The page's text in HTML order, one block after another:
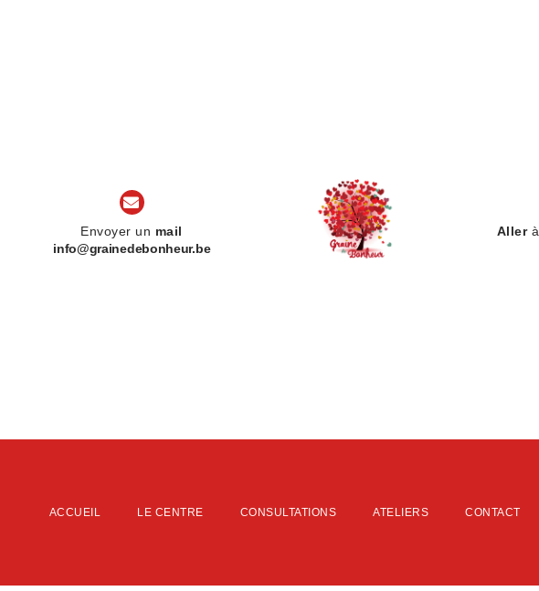
Envoyer un mail
info@grainedebonheur.be
Allerà
ACCUEIL LE CENTRE CONSULTATIONS ATELIERS CONTACT